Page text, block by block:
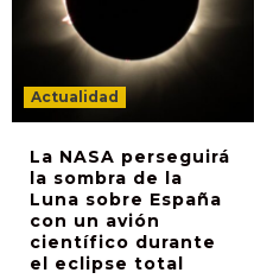
Actualidad
La NASA perseguirá
la sombra de la
Luna sobre España
con un avión
científico durante
el eclipse total